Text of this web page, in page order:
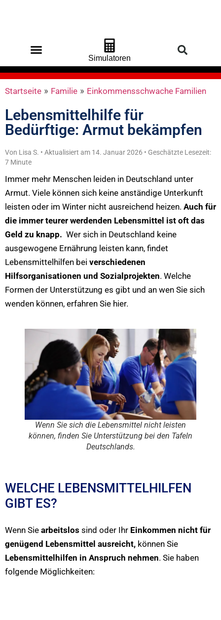
Simulatoren
Startseite » Familie » Einkommensschwache Familien
Lebensmittelhilfe für
Bedürftige: Armut bekämpfen
Von Lisa S. • Aktualisiert am 14. Januar 2026 • Geschätzte Lesezeit:
7 Minute
Immer mehr Menschen leiden in Deutschland unter
Armut. Viele können sich keine anständige Unterkunft
leisten oder im Winter nicht ausreichend heizen. Auch für
die immer teurer werdenden Lebensmittel ist oft das
Geld zu knapp. Wer sich in Deutschland keine
ausgewogene Ernährung leisten kann, findet
Lebensmittelhilfen bei verschiedenen
Hilfsorganisationen und Sozialprojekten. Welche
Formen der Unterstützung es gibt und an wen Sie sich
wenden können, erfahren Sie hier.
Wenn Sie sich die Lebensmittel nicht leisten
können, finden Sie Unterstützung bei den Tafeln
Deutschlands.
WELCHE LEBENSMITTELHILFEN
GIBT ES?
Wenn Sie arbeitslos sind oder Ihr Einkommen nicht für
genügend Lebensmittel ausreicht, können Sie
Lebensmittelhilfen in Anspruch nehmen. Sie haben
folgende Möglichkeiten: